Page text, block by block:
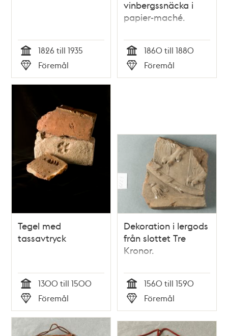
Tid
1826 till 1935
Typ
Föremål
vinbergssnäcka i
papier-maché.
Tid
1860 till 1880
Typ
Föremål
Tegel med
tassavtryck
Tid
1300 till 1500
Typ
Föremål
Dekoration i lergods
från slottet Tre
Kronor.
Tid
1560 till 1590
Typ
Föremål